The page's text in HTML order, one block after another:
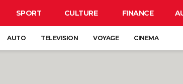
SPORT CULTURE FINANCE
AUTO TELEVISION VOYAGE CINEMA